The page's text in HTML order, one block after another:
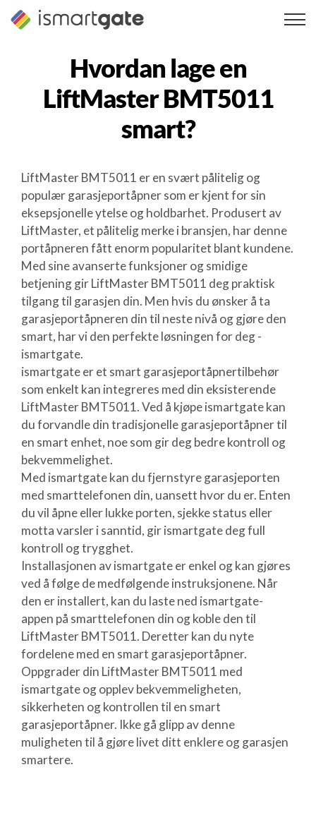
Hopp
Hvordan lage en
LiftMaster BMT5011
smart?
LiftMaster BMT5011 er en svært pålitelig og
populær garasjeportåpner som er kjent for sin
eksepsjonelle ytelse og holdbarhet. Produsert av
LiftMaster, et pålitelig merke i bransjen, har denne
portåpneren fått enorm popularitet blant kundene.
Med sine avanserte funksjoner og smidige
betjening gir LiftMaster BMT5011 deg praktisk
tilgang til garasjen din. Men hvis du ønsker å ta
garasjeportåpneren din til neste nivå og gjøre den
smart, har vi den perfekte løsningen for deg -
ismartgate.
ismartgate er et smart garasjeportåpnertilbehør
som enkelt kan integreres med din eksisterende
LiftMaster BMT5011. Ved å kjøpe ismartgate kan
du forvandle din tradisjonelle garasjeportåpner til
en smart enhet, noe som gir deg bedre kontroll og
bekvemmelighet.
Med ismartgate kan du fjernstyre garasjeporten
med smarttelefonen din, uansett hvor du er. Enten
du vil åpne eller lukke porten, sjekke status eller
motta varsler i sanntid, gir ismartgate deg full
kontroll og trygghet.
Installasjonen av ismartgate er enkel og kan gjøres
ved å følge de medfølgende instruksjonene. Når
den er installert, kan du laste ned ismartgate-
appen på smarttelefonen din og koble den til
LiftMaster BMT5011. Deretter kan du nyte
fordelene med en smart garasjeportåpner.
Oppgrader din LiftMaster BMT5011 med
ismartgate og opplev bekvemmeligheten,
sikkerheten og kontrollen til en smart
garasjeportåpner. Ikke gå glipp av denne
muligheten til å gjøre livet ditt enklere og garasjen
smartere.